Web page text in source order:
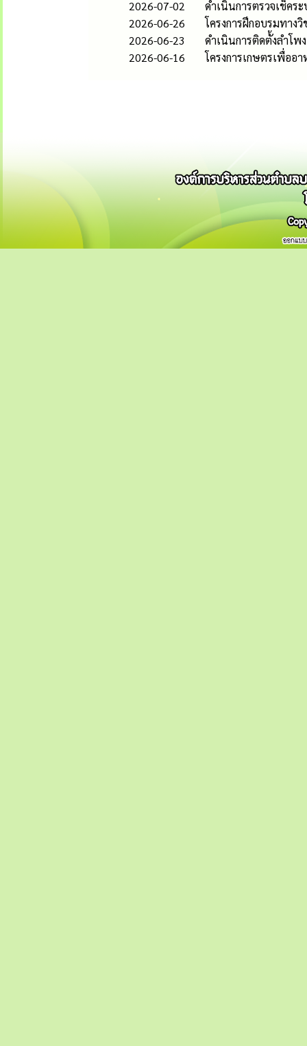
2026-07-02
ดำเนินการตรวจเช็คร
2026-06-26
โครงการฝึกอบรมทาง
2026-06-23
ดำเนินการติดตั้งลำโ
2026-06-16
โครงการเกษตรเพื่ออ